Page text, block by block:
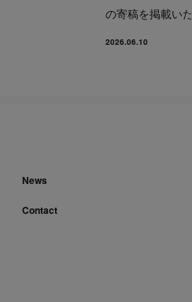
の寄稿を掲載い
2026.06.10
News
Contact